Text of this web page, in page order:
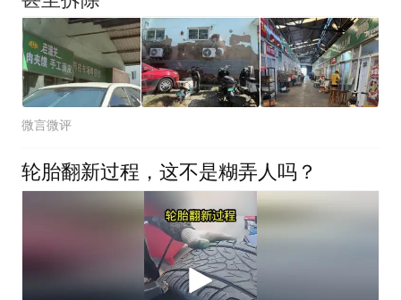
微言微评
轮胎翻新过程，这不是糊弄人吗？